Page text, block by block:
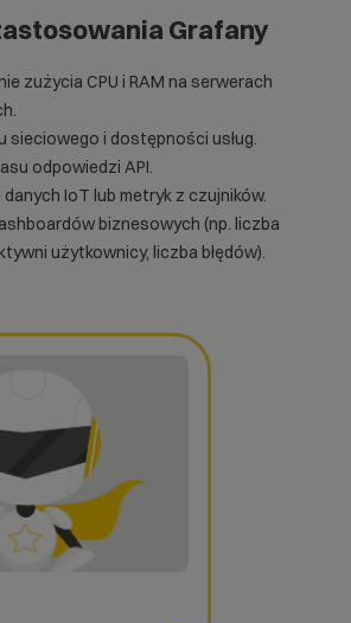
Grafany
zużycia CPU i RAM na serwerach
sieciowego i dostępności usług.
odpowiedzi API.
IoT lub metryk z czujników.
biznesowych (np. liczba
użytkownicy, liczba błędów).